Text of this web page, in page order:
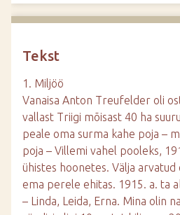
Tekst
1. Miljöö
Vanaisa Anton Treufelder oli
vallast Triigi mõisast 40 ha
peale oma surma kahe poja –
poja – Villemi vahel pooleks,
ühistes hoonetes. Välja arvatud
ema perele ehitas. 1915. a. ta
– Linda, Leida, Erna. Mina olin